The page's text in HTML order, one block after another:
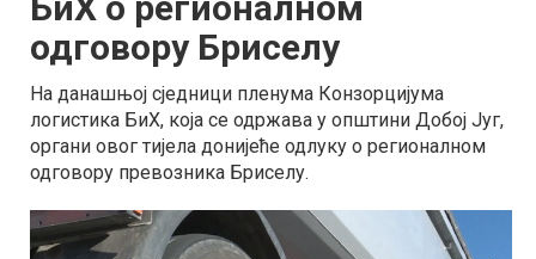
одговору Бриселу
На данашњој сједници пленума Конзорцијума
логистика БиХ, која се одржава у општини Добој Југ,
органи овог тијела донијеће одлуку о регионалном
одговору превозника Бриселу.